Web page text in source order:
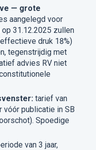
— grote
aangelegd voor
31.12.2025 zullen
druk 18%)
tegenstrijdig met
advies RV niet
tarief van
vóór publicatie in SB
Spoedige
van 3 jaar,